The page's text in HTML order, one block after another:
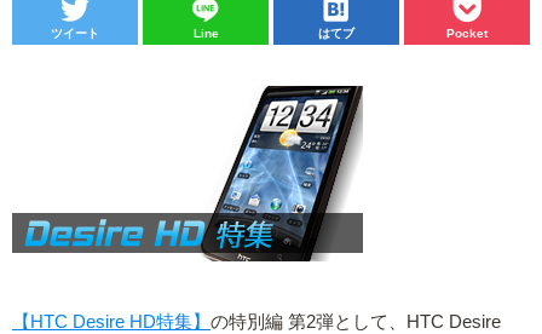
ツイート Line はてブ Pocket
【HTC Desire HD特集】 の特別編 第2弾として、HTC Desire